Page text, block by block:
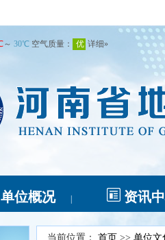
单位概况 资讯
当前位置： 首页 >> 单位文